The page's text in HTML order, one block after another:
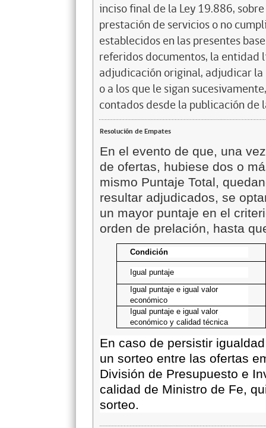
inciso final de la Ley 19.886,
prestación de servicios o no
establecidos en las presentes
referidos documentos, la
adjudicación original, adjudicar
o a los que le sigan
contados desde la publicación
Resolución de Empates
En el evento de que, una
de ofertas, hubiese dos o
mismo Puntaje Total,
resultar adjudicados, se
un mayor puntaje en el
orden de prelación, hasta
Condición
Igual puntaje
Igual puntaje e igual valor
económico
Igual puntaje e igual valor
económico y calidad técnica
En caso de persistir
un sorteo entre las ofertas
División de Presupuesto e
calidad de Ministro de Fe,
sorteo.